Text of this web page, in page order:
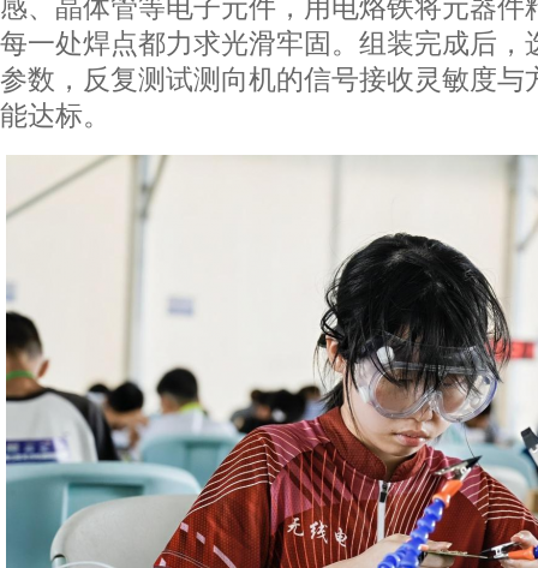
感、晶体管等电子元件，用电烙铁将元器件
每一处焊点都力求光滑牢固。组装完成后，
参数，反复测试测向机的信号接收灵敏度与
能达标。